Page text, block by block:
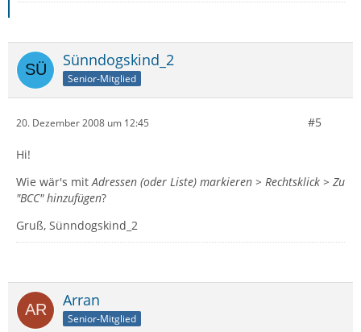
Sünndogskind_2
Senior-Mitglied
20. Dezember 2008 um 12:45 #5
Hi!
Wie wär's mitAdressen (oder Liste) markieren > Rechtsklick > Zu
"BCC" hinzufügen?
Gruß, Sünndogskind_2
Arran
Senior-Mitglied